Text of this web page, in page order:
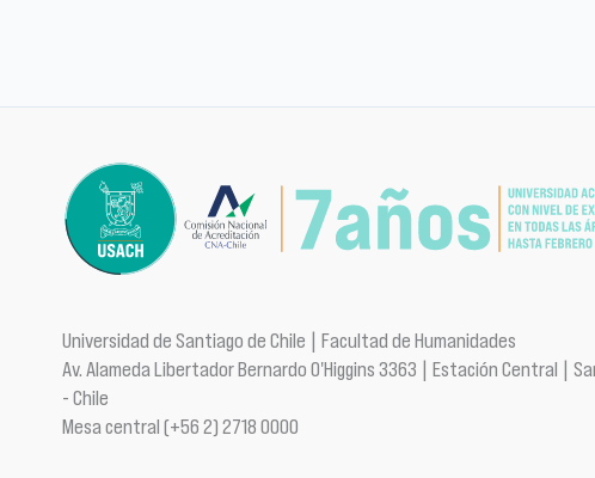
Universidad de Santiago de Chile | Facultad de Humanidades
Av. Alameda Libertador Bernardo O'Higgins 3363 | Estación Central |
- Chile
Mesa central (+56 2) 2718 0000